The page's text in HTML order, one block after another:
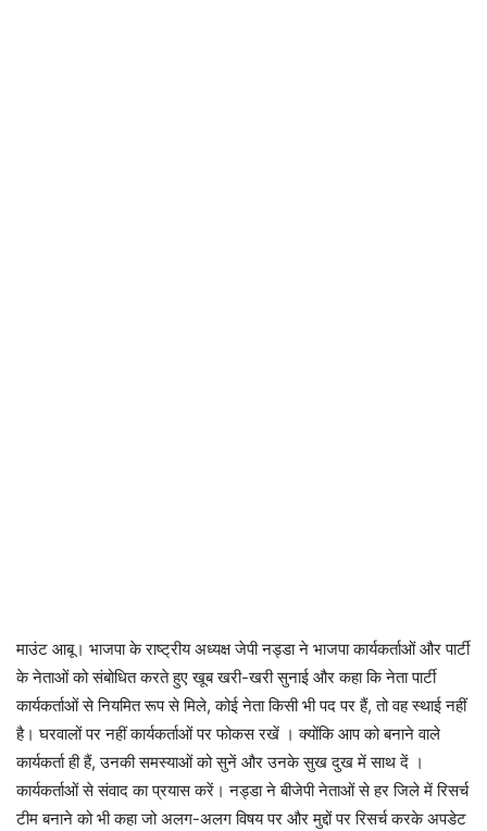
माउंट आबू। भाजपा के राष्ट्रीय अध्यक्ष जेपी नड्डा ने भाजपा कार्यकर्ताओं और पार्टी
के नेताओं को संबोधित करते हुए खूब खरी-खरी सुनाई और कहा कि नेता पार्टी
कार्यकर्ताओं से नियमित रूप से मिले, कोई नेता किसी भी पद पर हैं, तो वह स्थाई नहीं
है। घरवालों पर नहीं कार्यकर्ताओं पर फोकस रखें । क्योंकि आप को बनाने वाले
कार्यकर्ता ही हैं, उनकी समस्याओं को सुनें और उनके सुख दुख में साथ दें ।
कार्यकर्ताओं से संवाद का प्रयास करें। नड्डा ने बीजेपी नेताओं से हर जिले में रिसर्च
टीम बनाने को भी कहा जो अलग-अलग विषय पर और मुद्दों पर रिसर्च करके अपडेट